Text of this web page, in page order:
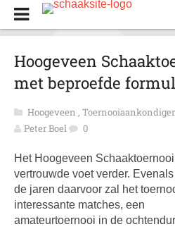
Hoogeveen
met beproefde
Hoogeveen ,
Peter Boel
0
Het Hoogeveen
vertrouwde voet verder.
de jaren daarvoor zal het
interessante matches, een
amateurtoernooi in de